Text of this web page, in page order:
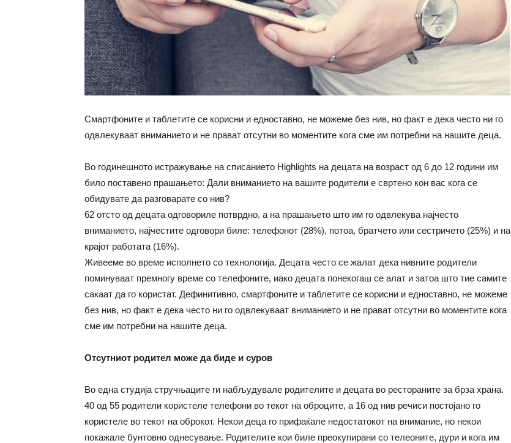
Смартфоните и таблетите се корисни и едноставно, не можеме без нив, но факт е дека често ни го
одвлекуваат вниманието и не прават отсутни во моментите кога сме им потребни на нашите деца.
Во годинешното истражување на списанието Highlights на децата на возраст од 6 до 12 години им
било поставено прашањето: Дали вниманието на вашите родители е свртено кон вас кога се
обидувате да разговарате со нив?
62 отсто од децата одговориле потврдно, а на прашањето што им го одвлекува најчесто
вниманието, најчестите одговори биле: телефонот (28%), потоа, братчето или сестричето (25%) и на
крајот работата (16%).
Живееме во време исполнето со технологија. Децата често се жалат дека нивните родители
поминуваат премногу време со телефоните, иако децата понекогаш се алат и затоа што тие самите
сакаат да го користат. Дефинитивно, смартфоните и таблетите се корисни и едноставно, не можеме
без нив, но факт е дека често ни го одвлекуваат вниманието и не прават отсутни во моментите кога
сме им потребни на нашите деца.
Отсутниот родител може да биде и суров
Во една студија стручњаците ги набљудувале родителите и децата во рестораните за брза храна.
40 од 55 родители користеле телефони во текот на оброците, а 16 од нив речиси постојано го
користеле во текот на оброкот. Некои деца го прифаќале недостатокот на внимание, но некои
покажале бунтовно однесување. Родителите кои биле преокупирани со телеоните, дури и кога им